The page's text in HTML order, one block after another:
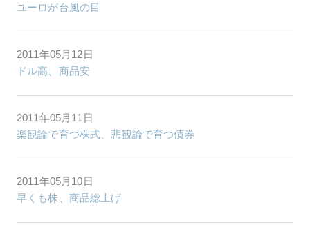
ユーロが台風の目
2011年05月12日
ドル高、商品安
2011年05月11日
楽観論で育つ株式、悲観論で育つ債券
2011年05月10日
早くも株、商品総上げ